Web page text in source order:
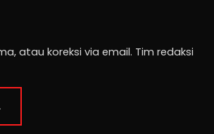
atau koreksi via email. Tim redaksi